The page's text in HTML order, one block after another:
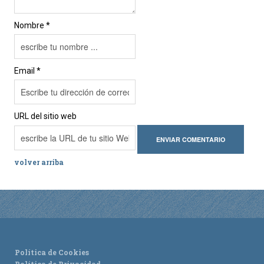
Nombre *
Email *
URL del sitio web
volver arriba
Política de Cookies